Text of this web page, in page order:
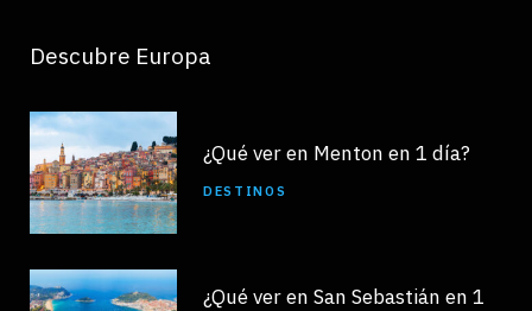
Descubre Europa
¿Qué ver en Menton en 1 día?
DESTINOS
¿Qué ver en San Sebastián en 1